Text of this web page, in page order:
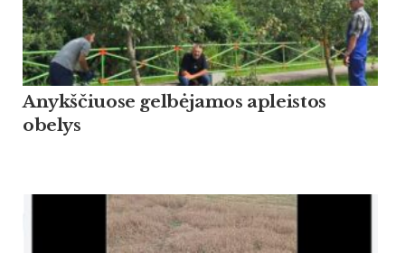
Anykščiuose gelbėjamos apleistos
obelys